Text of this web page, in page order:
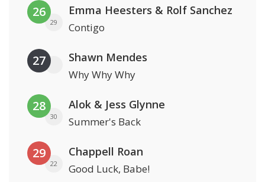
26
29
Emma Heesters & Rolf Sanchez
Contigo
27 Shawn Mendes
Why Why Why
28
30
Alok & Jess Glynne
Summer's Back
29
22
Chappell Roan
Good Luck, Babe!